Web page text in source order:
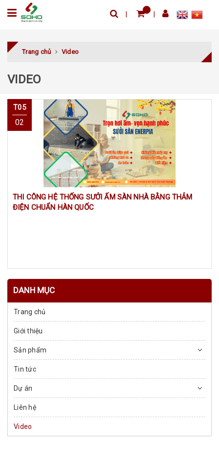
Trang chủ Video
VIDEO
T05
02
THI CÔNG HỆ THỐNG SƯỞI ẤM SÀN NHÀ BẰNG THẢM
ĐIỆN CHUẨN HÀN QUỐC
DANH MỤC
Trang chủ
Giới thiệu
Sản phẩm
Tin tức
Dự án
Liên hệ
Video